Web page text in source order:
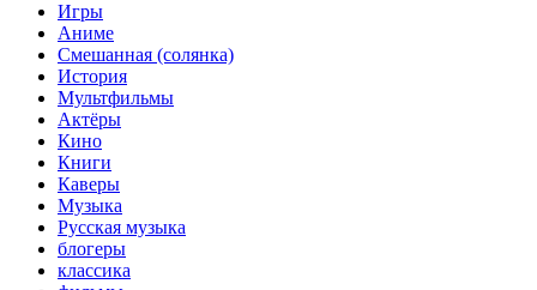
Игры
Аниме
Смешанная (солянка)
История
Мультфильмы
Актёры
Кино
Книги
Каверы
Музыка
Русская музыка
блогеры
классика